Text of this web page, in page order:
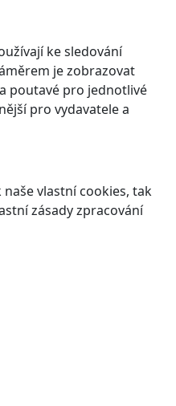
ke sledování
je zobrazovat
poutavé pro jednotlivé
pro vydavatele a
vlastní cookies, tak
zásady zpracování